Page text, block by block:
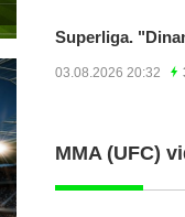
Superliga.
03.08.2026 20:32
MMA (UFC)